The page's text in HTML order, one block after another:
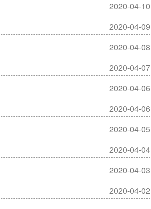
2020-04-10
2020-04-09
2020-04-08
2020-04-07
2020-04-06
2020-04-06
2020-04-05
2020-04-04
2020-04-03
2020-04-02